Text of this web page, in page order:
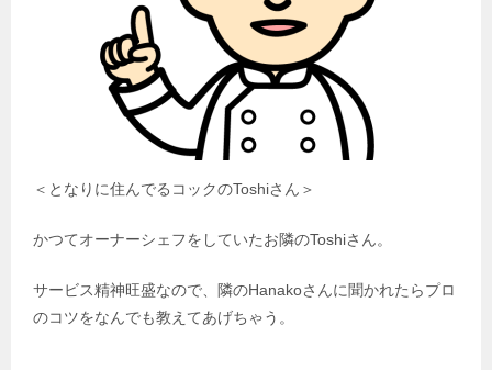
＜となりに住んでるコックのToshiさん＞
かつてオーナーシェフをしていたお隣のToshiさん。
サービス精神旺盛なので、隣のHanakoさんに聞かれたらプロ
のコツをなんでも教えてあげちゃう。